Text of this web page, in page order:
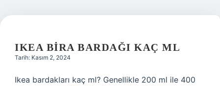
IKEA BIRA BARDAĞI KAÇ ML
Tarih: Kasım 2, 2024
Ikea bardakları kaç ml? Genellikle 200 ml ile 400